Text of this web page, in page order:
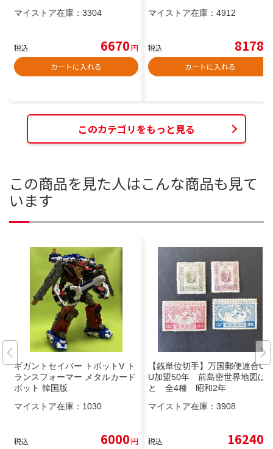
マイストア在庫： 3304
税込 6670円
カートに入れる
マイストア在庫： 4912
税込 8178
カートに入れる
このカテゴリをもっと見る
この商品を見た人はこんな商品も見て
います
ギガントセイバー トボットV ト
ランスフォーマー メタルカード
ボット 韓国版
マイストア在庫： 1030
税込 6000円
【銭単位切手】万国郵便連合UP
U加盟50年 前島密世界地図は
と 全4種 昭和2年
マイストア在庫： 3908
税込 16240